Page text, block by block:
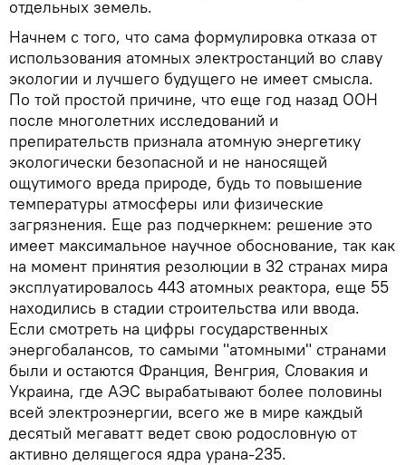
отдельных земель.
Начнем с того, что сама формулировка отказа от
использования атомных электростанций во славу
экологии и лучшего будущего не имеет смысла.
По той простой причине, что еще год назад ООН
после многолетних исследований и
препирательств признала атомную энергетику
экологически безопасной и не наносящей
ощутимого вреда природе, будь то повышение
температуры атмосферы или физические
загрязнения. Еще раз подчеркнем: решение это
имеет максимальное научное обоснование, так как
на момент принятия резолюции в 32 странах мира
эксплуатировалось 443 атомных реактора, еще 55
находились в стадии строительства или ввода.
Если смотреть на цифры государственных
энергобалансов, то самыми "атомными" странами
были и остаются Франция, Венгрия, Словакия и
Украина, где АЭС вырабатывают более половины
всей электроэнергии, всего же в мире каждый
десятый мегаватт ведет свою родословную от
активно делящегося ядра урана-235.